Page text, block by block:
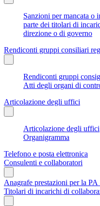
Sanzioni per mancata o
parte dei titolari di
direzione o di governo
Rendiconti gruppi consiliari
Rendiconti gruppi
Atti degli organi di
Articolazione degli uffici
Articolazione degli uffici
Organigramma
Telefono e posta elettronica
Consulenti e collaboratori
Anagrafe prestazioni per la PA
Titolari di incarichi di